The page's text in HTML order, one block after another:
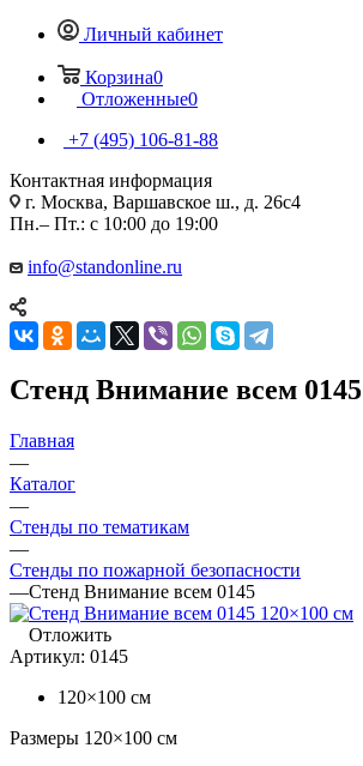
Личный кабинет
Корзина0
Отложенные0
+7 (495) 106-81-88
Контактная информация
г. Москва, Варшавское ш., д. 26с4
Пн.– Пт.: с 10:00 до 19:00
info@standonline.ru
Стенд Внимание всем 0145
Главная
—
Каталог
—
Стенды по тематикам
—
Стенды по пожарной безопасности
—Стенд Внимание всем 0145
Отложить
Артикул: 0145
120×100 см
Размеры 120×100 см